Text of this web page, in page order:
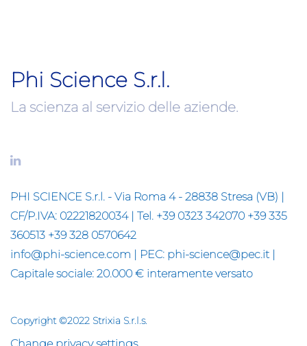
Phi Science S.r.l.
La scienza al servizio delle aziende.
PHI SCIENCE S.r.l. - Via Roma 4 - 28838 Stresa (VB) |
CF/P.IVA: 02221820034 | Tel. +39 0323 342070 +39 335
360513 +39 328 0570642
info@phi-science.com | PEC: phi-science@pec.it |
Capitale sociale: 20.000 € interamente versato
Copyright ©2022 Strixia S.r.l.s.